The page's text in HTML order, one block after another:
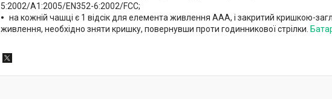
5:2002/A1:2005/EN352-6:2002/FCC;
на кожній чашці є 1 відсік для елемента живлення AAA, і закритий кришкою-
живлення, необхідно зняти кришку, повернувши проти годинникової стрілки.